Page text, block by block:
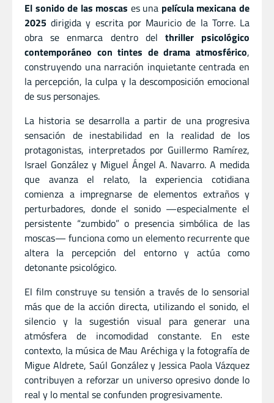
El sonido de las moscas es una película mexicana de
2025 dirigida y escrita por Mauricio de la Torre. La
obra se enmarca dentro del thriller psicológico
contemporáneo con tintes de drama atmosférico,
construyendo una narración inquietante centrada en
la percepción, la culpa y la descomposición emocional
de sus personajes.
La historia se desarrolla a partir de una progresiva
sensación de inestabilidad en la realidad de los
protagonistas, interpretados por Guillermo Ramírez,
Israel González y Miguel Ángel A. Navarro. A medida
que avanza el relato, la experiencia cotidiana
comienza a impregnarse de elementos extraños y
perturbadores, donde el sonido —especialmente el
persistente “zumbido” o presencia simbólica de las
moscas— funciona como un elemento recurrente que
altera la percepción del entorno y actúa como
detonante psicológico.
El film construye su tensión a través de lo sensorial
más que de la acción directa, utilizando el sonido, el
silencio y la sugestión visual para generar una
atmósfera de incomodidad constante. En este
contexto, la música de Mau Aréchiga y la fotografía de
Migue Aldrete, Saúl González y Jessica Paola Vázquez
contribuyen a reforzar un universo opresivo donde lo
real y lo mental se confunden progresivamente.